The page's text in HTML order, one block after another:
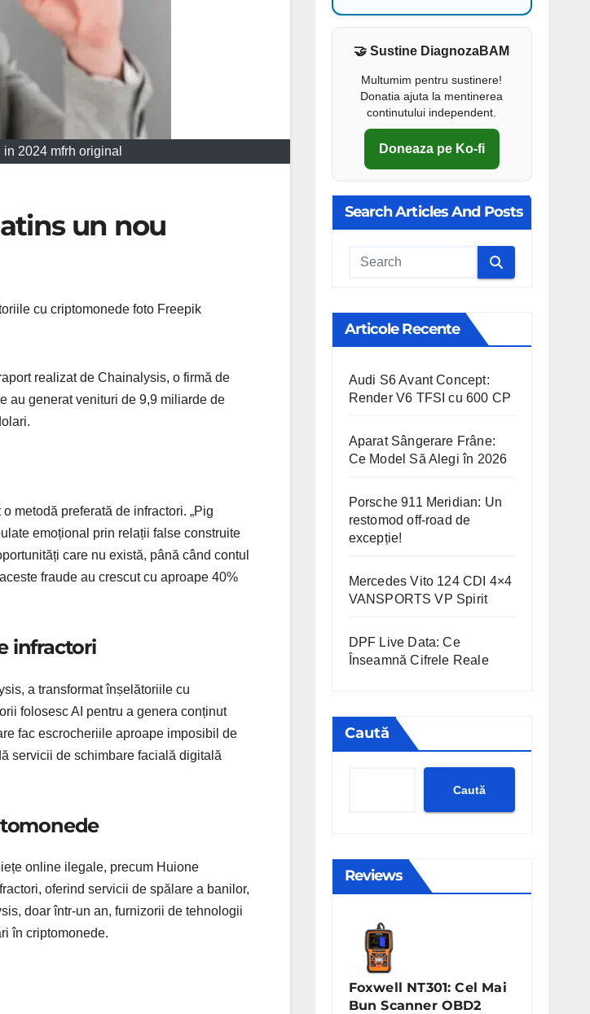
2024 mfrh original
un nou
realizat de Chainalysis, o firmă de
au generat venituri de 9,9 miliarde de
metodă preferată de infractori. „Pig
emoțional prin relații false construite
care nu există, până când contul
fraude au crescut cu aproape 40%
infractori
a transformat înșelătoriile cu
folosesc AI pentru a genera conținut
fac escrocheriile aproape imposibil de
servicii de schimbare facială digitală
online ilegale, precum Huione
oferind servicii de spălare a banilor,
doar într-un an, furnizorii de tehnologii
în criptomonede.
🤝 Sustine DiagnozaBAM
Multumim pentru sustinere!
Donatia ajuta la mentinerea
continutului independent.
Doneaza pe Ko-fi
Search Articles And Posts
Cauta
Articole Recente
Audi S6 Avant Concept:
Render V6 TFSI cu 600 CP
Aparat Sângerare Frâne:
Ce Model Să Alegi în 2026
Porsche 911 Meridian: Un
restomod off-road de
excepție!
Mercedes Vito 124 CDI 4×4
VANSPORTS VP Spirit
DPF Live Data: Ce
Înseamnă Cifrele Reale
Caută
Caută
Reviews
Foxwell NT301: Cel Mai
Bun Scanner OBD2